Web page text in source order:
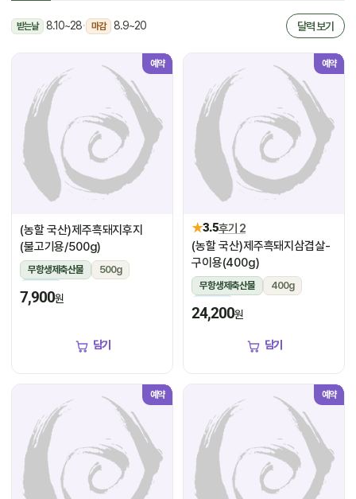
받는날 8.10~28· 마감 8.9~20 달력 보기
예약
(농할 국산)제주흑돼지후지
(불고기용/500g)
무항생제축산물
500g
냉장
7,900원
담기
예약
★3.5후기 2
(농할 국산)제주흑돼지삼겹살-
구이용(400g)
무항생제축산물
400g
냉장
24,200원
담기
예약 예약